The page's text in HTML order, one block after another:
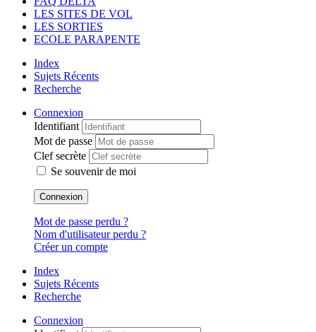
LES SITES DE VOL
LES SORTIES
ECOLE PARAPENTE
Index
Sujets Récents
Recherche
Connexion
Identifiant
Mot de passe
Clef secrète
Se souvenir de moi
Connexion
Mot de passe perdu ?
Nom d'utilisateur perdu ?
Créer un compte
Index
Sujets Récents
Recherche
Connexion